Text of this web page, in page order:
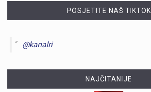
POSJETITE NAŠ TIKTOK
@kanalri
NAJČITANIJE